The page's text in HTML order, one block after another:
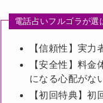
電話占いフルゴラが選
【信頼性】実
【安全性】料
になる心配がな
【初回特典】